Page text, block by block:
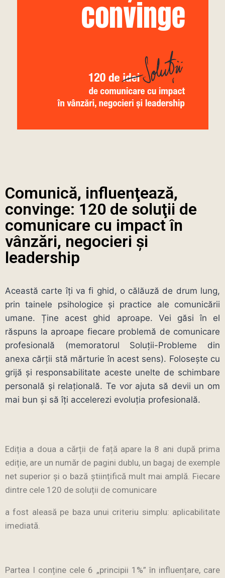
Comunică, influenţează,
convinge: 120 de soluţii de
comunicare cu impact în
vânzări, negocieri şi
leadership
Această carte îți va fi ghid, o călăuză de drum lung,
prin tainele psihologice și practice ale comunicării
umane. Ține acest ghid aproape. Vei găsi în el
răspuns la aproape fiecare problemă de comunicare
profesională (memoratorul Soluții-Probleme din
anexa cărții stă mărturie în acest sens). Folosește cu
grijă și responsabilitate aceste unelte de schimbare
personală și relațională. Te vor ajuta să devii un om
mai bun și să îți accelerezi evoluția profesională.
Ediția a doua a cărții de față apare la 8 ani după prima
ediție, are un număr de pagini dublu, un bagaj de exemple
net superior și o bază științifică mult mai amplă. Fiecare
dintre cele 120 de soluții de comunicare
a fost aleasă pe baza unui criteriu simplu: aplicabilitate
imediată.
Partea I conține cele 6 „principii 1%” în influențare, care